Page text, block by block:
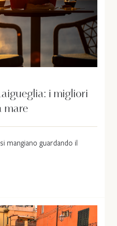
i migliori
mare
mangiano guardando il